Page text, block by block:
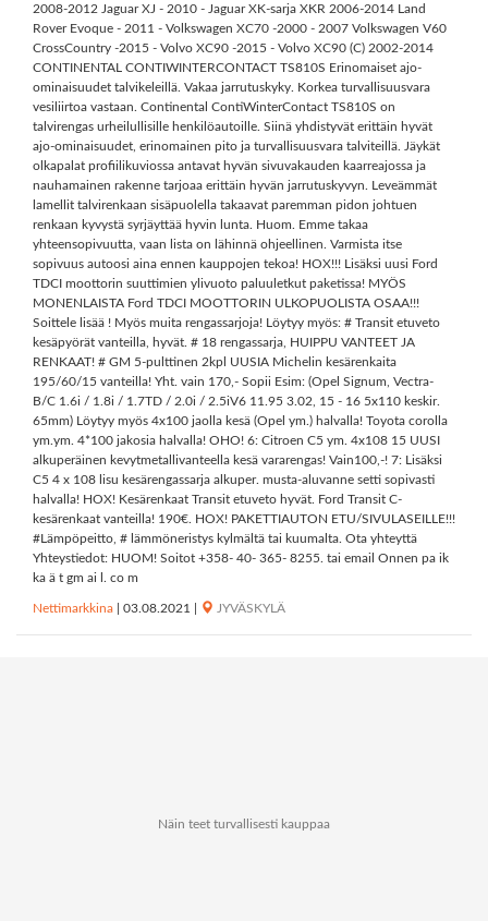
2008-2012 Jaguar XJ - 2010 - Jaguar XK-sarja XKR 2006-2014 Land
Rover Evoque - 2011 - Volkswagen XC70 -2000 - 2007 Volkswagen V60
CrossCountry -2015 - Volvo XC90 -2015 - Volvo XC90 (C) 2002-2014
CONTINENTAL CONTIWINTERCONTACT TS810S Erinomaiset ajo-
ominaisuudet talvikeleillä. Vakaa jarrutuskyky. Korkea turvallisuusvara
vesiliirtoa vastaan. Continental ContiWinterContact TS810S on
talvirengas urheilullisille henkilöautoille. Siinä yhdistyvät erittäin hyvät
ajo-ominaisuudet, erinomainen pito ja turvallisuusvara talviteillä. Jäykät
olkapalat profiilikuviossa antavat hyvän sivuvakauden kaarreajossa ja
nauhamainen rakenne tarjoaa erittäin hyvän jarrutuskyvyn. Leveämmät
lamellit talvirenkaan sisäpuolella takaavat paremman pidon johtuen
renkaan kyvystä syrjäyttää hyvin lunta. Huom. Emme takaa
yhteensopivuutta, vaan lista on lähinnä ohjeellinen. Varmista itse
sopivuus autoosi aina ennen kauppojen tekoa! HOX!!! Lisäksi uusi Ford
TDCI moottorin suuttimien ylivuoto paluuletkut paketissa! MYÖS
MONENLAISTA Ford TDCI MOOTTORIN ULKOPUOLISTA OSAA!!!
Soittele lisää ! Myös muita rengassarjoja! Löytyy myös: # Transit etuveto
kesäpyörät vanteilla, hyvät. # 18 rengassarja, HUIPPU VANTEET JA
RENKAAT! # GM 5-pulttinen 2kpl UUSIA Michelin kesärenkaita
195/60/15 vanteilla! Yht. vain 170,- Sopii Esim: (Opel Signum, Vectra-
B/C 1.6i / 1.8i / 1.7TD / 2.0i / 2.5iV6 11.95 3.02, 15 - 16 5x110 keskir.
65mm) Löytyy myös 4x100 jaolla kesä (Opel ym.) halvalla! Toyota corolla
ym.ym. 4*100 jakosia halvalla! OHO! 6: Citroen C5 ym. 4x108 15 UUSI
alkuperäinen kevytmetallivanteella kesä vararengas! Vain100,-! 7: Lisäksi
C5 4 x 108 lisu kesärengassarja alkuper. musta-aluvanne setti sopivasti
halvalla! HOX! Kesärenkaat Transit etuveto hyvät. Ford Transit C-
kesärenkaat vanteilla! 190€. HOX! PAKETTIAUTON ETU/SIVULASEILLE!!!
#Lämpöpeitto, # lämmöneristys kylmältä tai kuumalta. Ota yhteyttä
Yhteystiedot: HUOM! Soitot +358- 40- 365- 8255. tai email Onnen pa ik
ka ä t gm ai l. co m
Nettimarkkina 03.08.2021 JYVÄSKYLÄ
Näin teet turvallisesti kauppaa